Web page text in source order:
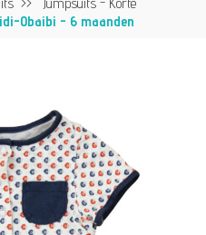
Jumpsuits - Korte
Obaibi - 6 maanden